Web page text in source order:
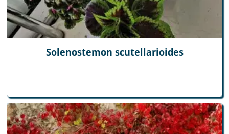
Solenostemon scutellarioides